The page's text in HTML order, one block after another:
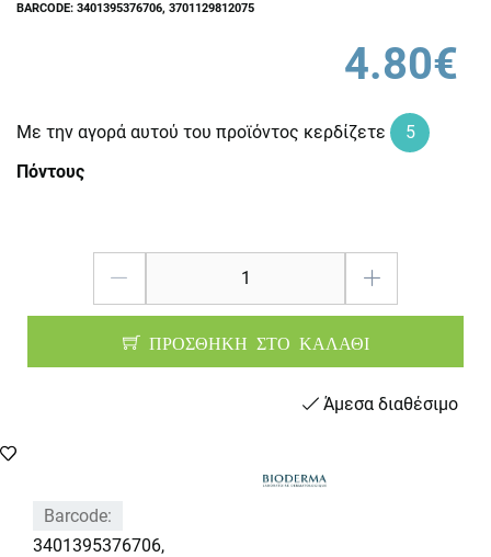
BARCODE: 3401395376706, 3701129812075
4.80€
Με την αγορά αυτού του προϊόντος κερδίζετε
5
Πόντους
ΠΡΟΣΘΗΚΗ ΣΤΟ ΚΑΛΑΘΙ
Άμεσα διαθέσιμο
Barcode:
3401395376706,